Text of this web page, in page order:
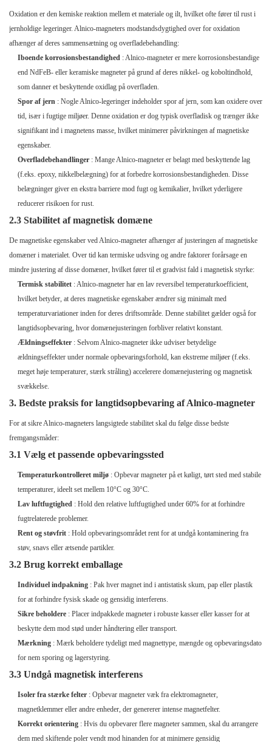
Oxidation er den kemiske reaktion mellem et materiale og ilt, hvilket ofte fører til rust i
jernholdige legeringer. Alnico-magneters modstandsdygtighed over for oxidation
afhænger af deres sammensætning og overfladebehandling:
Iboende korrosionsbestandighed : Alnico-magneter er mere korrosionsbestandige
end NdFeB- eller keramiske magneter på grund af deres nikkel- og koboltindhold,
som danner et beskyttende oxidlag på overfladen.
Spor af jern : Nogle Alnico-legeringer indeholder spor af jern, som kan oxidere over
tid, især i fugtige miljøer. Denne oxidation er dog typisk overfladisk og trænger ikke
signifikant ind i magnetens masse, hvilket minimerer påvirkningen af ​​magnetiske
egenskaber.
Overfladebehandlinger : Mange Alnico-magneter er belagt med beskyttende lag
(f.eks. epoxy, nikkelbelægning) for at forbedre korrosionsbestandigheden. Disse
belægninger giver en ekstra barriere mod fugt og kemikalier, hvilket yderligere
reducerer risikoen for rust.
2.3 Stabilitet af magnetisk domæne
De magnetiske egenskaber ved Alnico-magneter afhænger af justeringen af ​​magnetiske
domæner i materialet. Over tid kan termiske udsving og andre faktorer forårsage en
mindre justering af disse domæner, hvilket fører til et gradvist fald i magnetisk styrke:
Termisk stabilitet : Alnico-magneter har en lav reversibel temperaturkoefficient,
hvilket betyder, at deres magnetiske egenskaber ændrer sig minimalt med
temperaturvariationer inden for deres driftsområde. Denne stabilitet gælder også for
langtidsopbevaring, hvor domænejusteringen forbliver relativt konstant.
Ældningseffekter : Selvom Alnico-magneter ikke udviser betydelige
ældningseffekter under normale opbevaringsforhold, kan ekstreme miljøer (f.eks.
meget høje temperaturer, stærk stråling) accelerere domænejustering og magnetisk
svækkelse.
3. Bedste praksis for langtidsopbevaring af Alnico-magneter
For at sikre Alnico-magneters langsigtede stabilitet skal du følge disse bedste
fremgangsmåder:
3.1 Vælg et passende opbevaringssted
Temperaturkontrolleret miljø : Opbevar magneter på et køligt, tørt sted med stabile
temperaturer, ideelt set mellem 10°C og 30°C.
Lav luftfugtighed : Hold den relative luftfugtighed under 60% for at forhindre
fugtrelaterede problemer.
Rent og støvfrit : Hold opbevaringsområdet rent for at undgå kontaminering fra
støv, snavs eller ætsende partikler.
3.2 Brug korrekt emballage
Individuel indpakning : Pak hver magnet ind i antistatisk skum, pap eller plastik
for at forhindre fysisk skade og gensidig interferens.
Sikre beholdere : Placer indpakkede magneter i robuste kasser eller kasser for at
beskytte dem mod stød under håndtering eller transport.
Mærkning : Mærk beholdere tydeligt med magnettype, mængde og opbevaringsdato
for nem sporing og lagerstyring.
3.3 Undgå magnetisk interferens
Isoler fra stærke felter : Opbevar magneter væk fra elektromagneter,
magnetklemmer eller andre enheder, der genererer intense magnetfelter.
Korrekt orientering : Hvis du opbevarer flere magneter sammen, skal du arrangere
dem med skiftende poler vendt mod hinanden for at minimere gensidig